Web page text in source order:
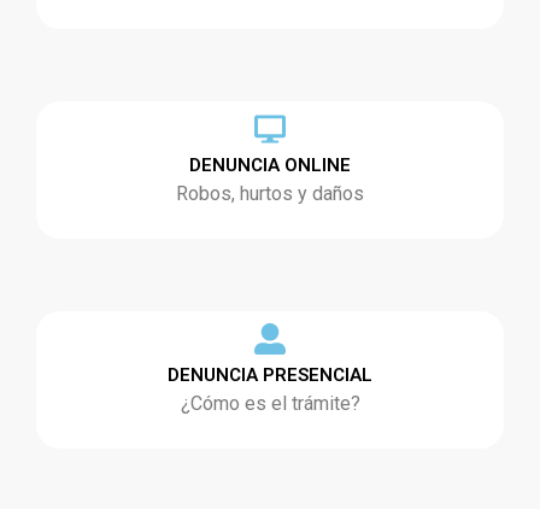
DENUNCIA ONLINE
Robos, hurtos y daños
DENUNCIA PRESENCIAL
¿Cómo es el trámite?